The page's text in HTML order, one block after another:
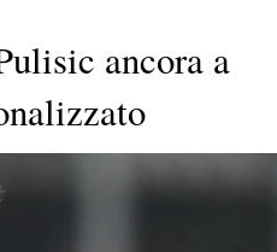
ancora a